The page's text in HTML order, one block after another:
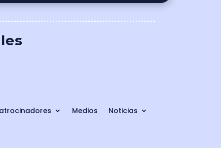
Medios
Noticias